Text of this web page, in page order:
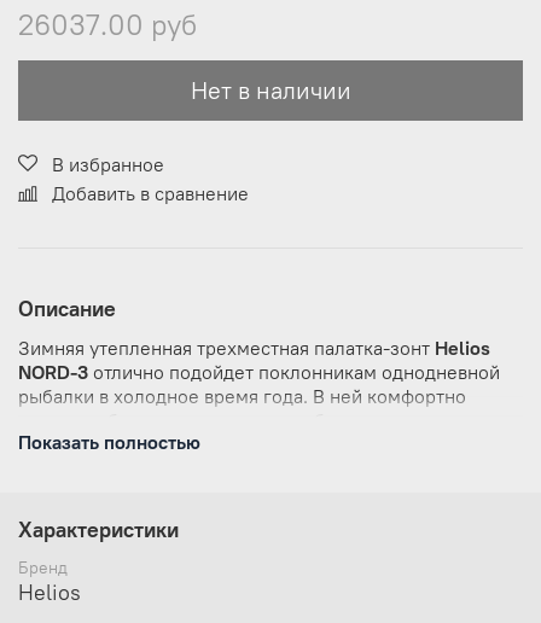
26037.00 руб
Нет в наличии
В избранное
Добавить в сравнение
Описание
Зимняя утепленная трехместная палатка-зонт Helios
NORD-3 отлично подойдет поклонникам однодневной
рыбалки в холодное время года. В ней комфортно
сильные морозы.
Прочный легкий каркас из дюралюминия
механизму позволит собрать и демонтировать
Показать полностью
Характеристики
Бренд
Helios